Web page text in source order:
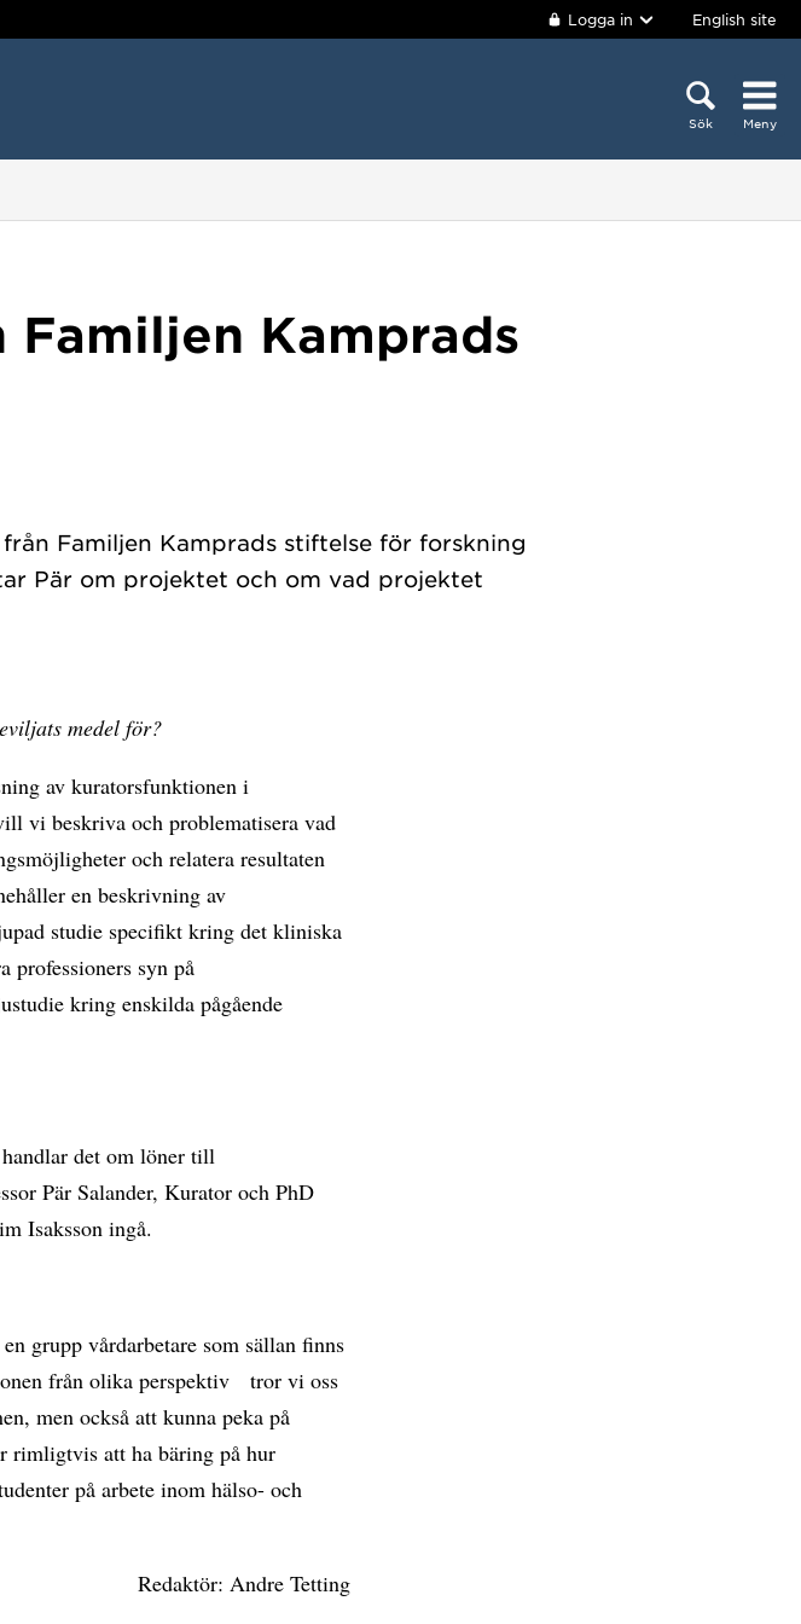
Logga in English site
Sök Meny
Kamprads
Familjen Kamprads stiftelse för forskning
Pär om projektet och om vad projektet
medel för?
av kuratorsfunktionen i
vi beskriva och problematisera vad
och relatera resultaten
en beskrivning av
studie specifikt kring det kliniska
professioners syn på
kring enskilda pågående
det om löner till
Pär Salander, Kurator och PhD
Isaksson ingå.
grupp vårdarbetare som sällan finns
från olika perspektiv tror vi oss
men också att kunna peka på
rimligtvis att ha bäring på hur
på arbete inom hälso- och
Redaktör: Andre Tetting